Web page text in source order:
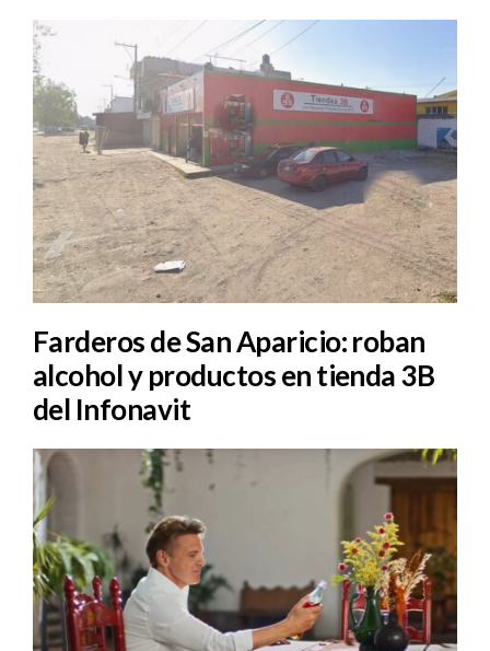
Farderos de San Aparicio: roban
alcohol y productos en tienda 3B
del Infonavit